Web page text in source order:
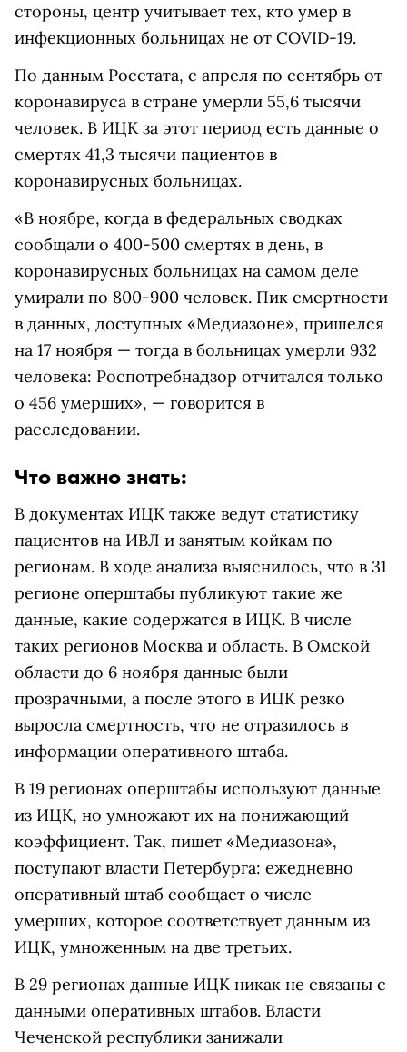
стороны, центр учитывает тех, кто умер в
инфекционных больницах не от COVID-19.
По данным Росстата, с апреля по сентябрь от
коронавируса в стране умерли 55,6 тысячи
человек. В ИЦК за этот период есть данные о
смертях 41,3 тысячи пациентов в
коронавирусных больницах.
«В ноябре, когда в федеральных сводках
сообщали о 400-500 смертях в день, в
коронавирусных больницах на самом деле
умирали по 800-900 человек. Пик смертности
в данных, доступных «Медиазоне», пришелся
на 17 ноября — тогда в больницах умерли 932
человека: Роспотребнадзор отчитался только
о 456 умерших», — говорится в
расследовании.
Что важно знать:
В документах ИЦК также ведут статистику
пациентов на ИВЛ и занятым койкам по
регионам. В ходе анализа выяснилось, что в 31
регионе оперштабы публикуют такие же
данные, какие содержатся в ИЦК. В числе
таких регионов Москва и область. В Омской
области до 6 ноября данные были
прозрачными, а после этого в ИЦК резко
выросла смертность, что не отразилось в
информации оперативного штаба.
В 19 регионах оперштабы используют данные
из ИЦК, но умножают их на понижающий
коэффициент. Так, пишет «Медиазона»,
поступают власти Петербурга: ежедневно
оперативный штаб сообщает о числе
умерших, которое соответствует данным из
ИЦК, умноженным на две третьих.
В 29 регионах данные ИЦК никак не связаны с
данными оперативных штабов. Власти
Чеченской республики занижали